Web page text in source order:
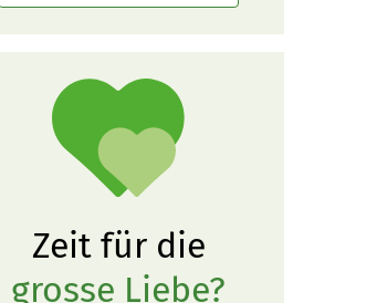
Zeit für die
grosse Liebe?